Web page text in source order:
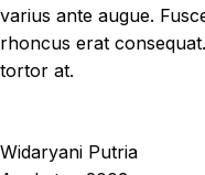
varius ante augue.
rhoncus erat
tortor at.
Widaryani Putria